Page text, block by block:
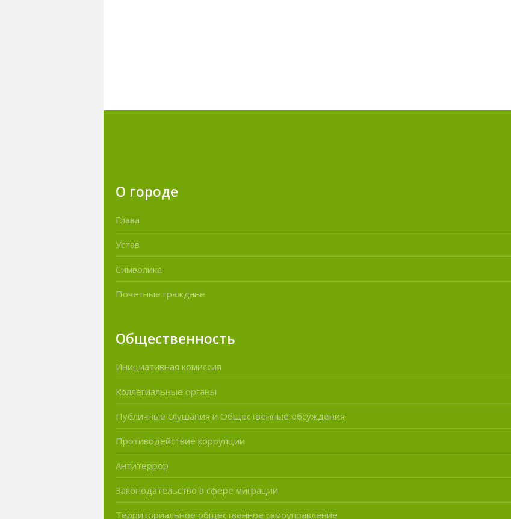
О городе
Глава
Устав
Символика
Почетные граждане
Общественность
Инициативная комиссия
Коллегиальные органы
Публичные слушания и Общественные обсуждения
Противодействие коррупции
Антитеррор
Законодательство в сфере миграции
Территориальное общественное самоуправление